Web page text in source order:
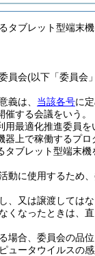
タブレット型端末
員会(以下「委員会
義は、 当該各号に
する会議をいう。
最適化推進委員を
上で稼働するプロ
ブレット型端末機
動に使用するため
、又は譲渡してはな
くなったときは、
場合、委員会の品
ュータウイルスの